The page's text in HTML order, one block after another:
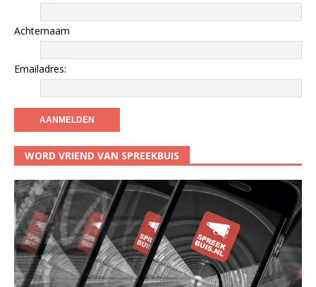
Achternaam
Emailadres:
WORD VRIEND VAN SPREEKBUIS